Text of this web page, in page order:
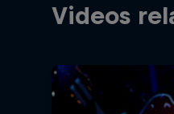
Videos